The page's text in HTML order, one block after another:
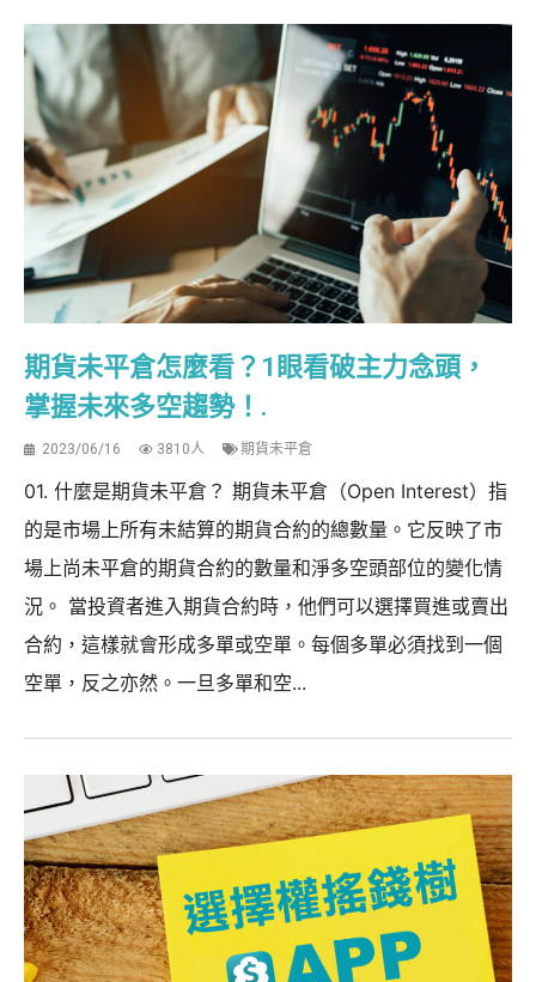
期貨未平倉怎麼看？1眼看破主力念頭，
掌握未來多空趨勢！.
2023/06/16 3810人 期貨未平倉
01. 什麼是期貨未平倉？ 期貨未平倉（Open Interest）指
的是市場上所有未結算的期貨合約的總數量。它反映了市
場上尚未平倉的期貨合約的數量和淨多空頭部位的變化情
況。 當投資者進入期貨合約時，他們可以選擇買進或賣出
合約，這樣就會形成多單或空單。每個多單必須找到一個
空單，反之亦然。一旦多單和空...